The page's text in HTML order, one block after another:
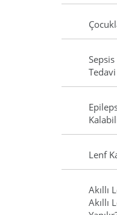
Lenf
Akıllı
Akıllı